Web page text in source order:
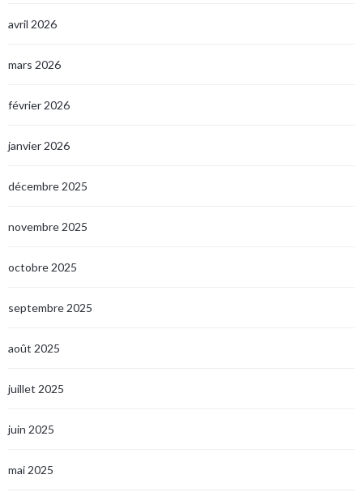
avril 2026
mars 2026
février 2026
janvier 2026
décembre 2025
novembre 2025
octobre 2025
septembre 2025
août 2025
juillet 2025
juin 2025
mai 2025